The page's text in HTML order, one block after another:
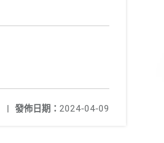
發佈日期： 2024-04-09
|